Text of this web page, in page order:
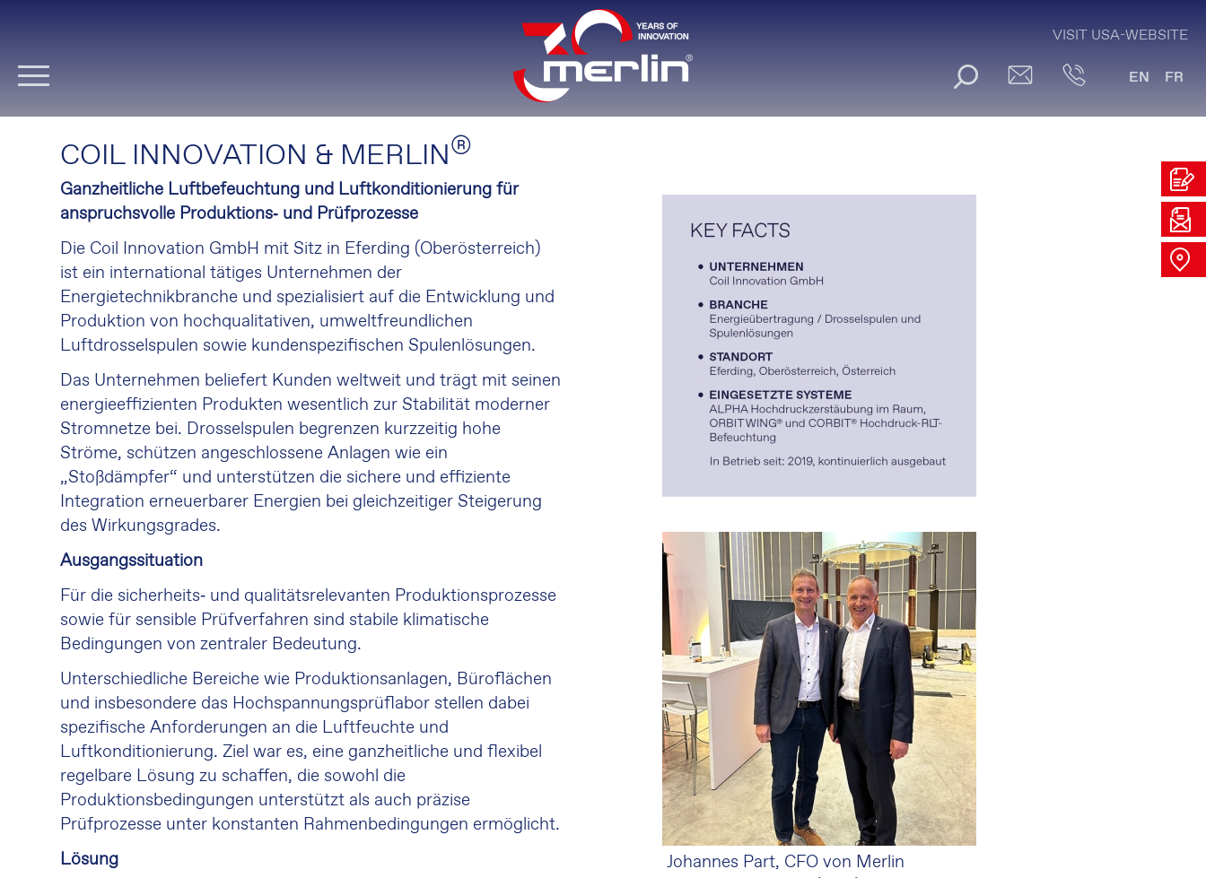
VISIT USA-WEBSITE
EN FR
COIL INNOVATION & MERLIN®
Ganzheitliche Luftbefeuchtung und Luftkonditionierung für
anspruchsvolle Produktions‑ und Prüfprozesse
Die Coil Innovation GmbH mit Sitz in Eferding (Oberösterreich)
ist ein international tätiges Unternehmen der
Energietechnikbranche und spezialisiert auf die Entwicklung und
Produktion von hochqualitativen, umweltfreundlichen
Luftdrosselspulen sowie kundenspezifischen Spulenlösungen.
Das Unternehmen beliefert Kunden weltweit und trägt mit seinen
energieeffizienten Produkten wesentlich zur Stabilität moderner
Stromnetze bei. Drosselspulen begrenzen kurzzeitig hohe
Ströme, schützen angeschlossene Anlagen wie ein
„Stoßdämpfer“ und unterstützen die sichere und effiziente
Integration erneuerbarer Energien bei gleichzeitiger Steigerung
des Wirkungsgrades.
Ausgangssituation
Für die sicherheits‑ und qualitätsrelevanten Produktionsprozesse
sowie für sensible Prüfverfahren sind stabile klimatische
Bedingungen von zentraler Bedeutung.
Unterschiedliche Bereiche wie Produktionsanlagen, Büroflächen
und insbesondere das Hochspannungsprüflabor stellen dabei
spezifische Anforderungen an die Luftfeuchte und
Luftkonditionierung. Ziel war es, eine ganzheitliche und flexibel
regelbare Lösung zu schaffen, die sowohl die
Produktionsbedingungen unterstützt als auch präzise
Prüfprozesse unter konstanten Rahmenbedingungen ermöglicht.
Lösung
Johannes Part, CFO von Merlin